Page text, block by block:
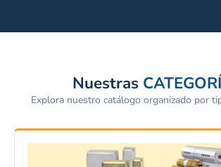
Nuestras
Explora nuestro catálogo organizado por